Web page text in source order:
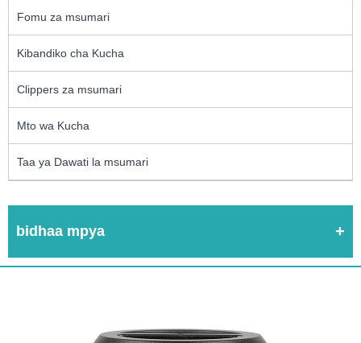
Fomu za msumari
Kibandiko cha Kucha
Clippers za msumari
Mto wa Kucha
Taa ya Dawati la msumari
bidhaa mpya